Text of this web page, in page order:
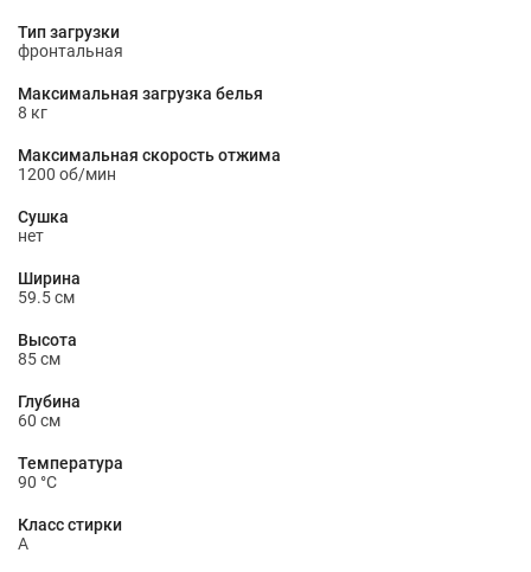
Тип загрузки
фронтальная
Максимальная загрузка белья
8 кг
Максимальная скорость отжима
1200 об/мин
Сушка
нет
Ширина
59.5 см
Высота
85 см
Глубина
60 см
Температура
90 °C
Класс стирки
A